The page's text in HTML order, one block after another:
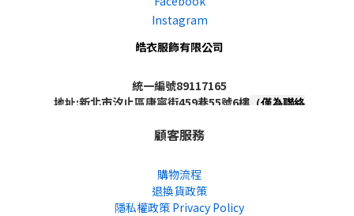
Instagram
皓衣服飾有限公司
統一編號89117165
地址:新北市汐止區康寧街459巷55號6樓 （僅為聯絡
顧客服務
購物流程
退換貨政策
隱私權政策 Privacy Policy